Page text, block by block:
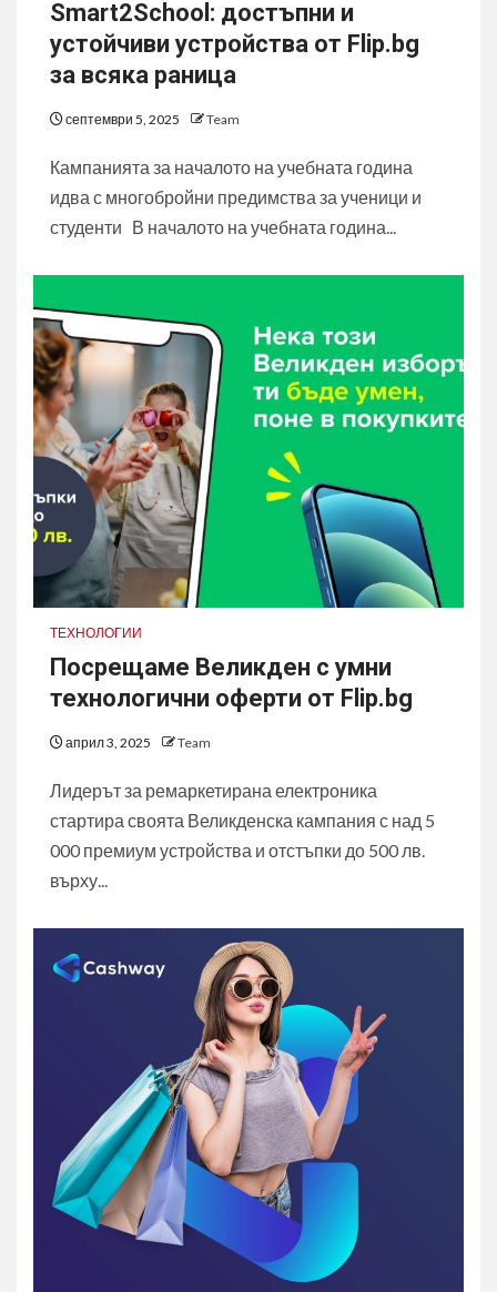
Smart2School: достъпни и
устойчиви устройства от Flip.bg
за всяка раница
септември 5, 2025 Team
Кампанията за началото на учебната година
идва с многобройни предимства за ученици и
студенти В началото на учебната година...
ТЕХНОЛОГИИ
Посрещаме Великден с умни
технологични оферти от Flip.bg
април 3, 2025 Team
Лидерът за ремаркетирана електроника
стартира своята Великденска кампания с над 5
000 премиум устройства и отстъпки до 500 лв.
върху...